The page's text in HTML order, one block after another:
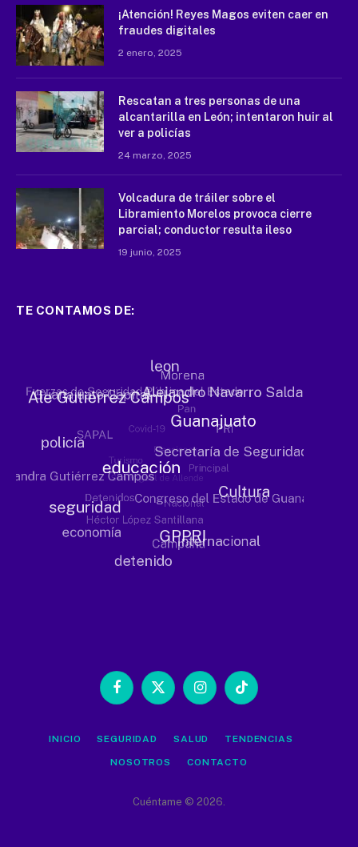
¡Atención! Reyes Magos eviten caer en
fraudes digitales
2 enero, 2025
Rescatan a tres personas de una
alcantarilla en León; intentaron huir al
ver a policías
24 marzo, 2025
Volcadura de tráiler sobre el
Libramiento Morelos provoca cierre
parcial; conductor resulta ileso
19 junio, 2025
TE CONTAMOS DE:
Facebook
X
InstagramTikTok
INICIO SEGURIDAD SALUD TENDENCIAS
NOSOTROS CONTACTO
Cuéntame © 2026.